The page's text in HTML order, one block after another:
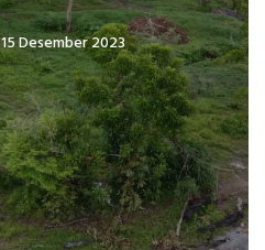
15 Desember 2023